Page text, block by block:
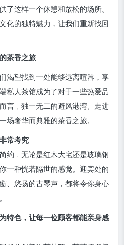
了这样一个休憩和放松的场所。
化的独特魅力，让我们重新找回
茶香之旅
渴望找到一处能够远离喧嚣，享
私人茶馆成为了对于一些热爱品
言，独一无二的避风港湾。走进
场奢华而典雅的茶香之旅。
常考究
约，无论是红木大宅还是玻璃钢
一种恍若隔世的感觉。迎宾处的
、悠扬的古琴声，都将令你身心
特色，让每一位顾客都能亲身感